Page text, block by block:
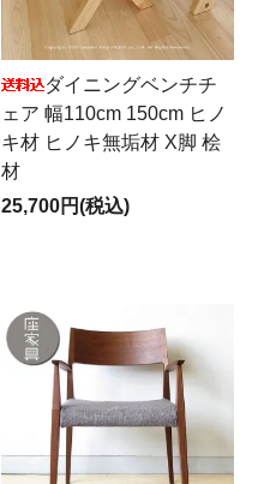
ダイニングベンチチ
ェア 幅110cm 150cm ヒノ
キ材 ヒノキ無垢材 X脚 桧
材
25,700円(税込)